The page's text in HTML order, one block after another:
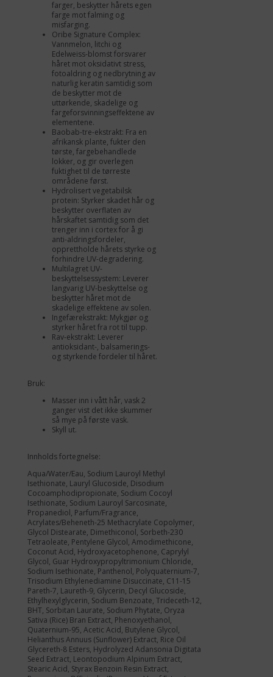
farger, beskytter hårets egen
farge mot falming og
misfarging.
Oribe Signature Complex:
Vannmelon, litchi og
Edelweiss-blomst forsvarer
håret mot oksidativt stress,
fotoaldring og nedbrytning av
naturlig keratin samtidig som
de beskytter mot de
uttørkende, skadelige og
fargeforsvinningseffektene av
elementene.
Baobab-tre-ekstrakt: Fra en
afrikansk plante, fukter den
tørste, fargebehandlede
lokker, og gir overlegen
fuktighet til de tørreste
områdene først.
Hydrolisert vegetabilsk
protein: Styrker skadet hår og
beskytter overflaten av
hårskaftet samtidig som det
trenger inn i cortex for å gi
anti-aldringsfordeler,
opprettholde hårets styrke og
forhindre UV-degradering.
Multilagret UV-
beskyttelsessystem: Leverer
langvarig UV-beskyttelse og
beskytter håret mot de
skadelige effektene av solen.
Ingefærekstrakt: Mykgjør og
styrker håret fra rot til tupp.
Rav-ekstrakt: Leverer
antioksidant-, balsamerings-
og styrkende fordeler til håret.
Bruk:
Masser inn i vått hår, vask 2
ganger vist det ikke skummer
så mye på første vask.
Skyll ut.
Innholds fortegnelse:
Aqua/Water/Eau, Sodium Lauroyl Methyl
Isethionate, Lauryl Glucoside, Disodium
Cocoamphodipropionate, Sodium Cocoyl
Isethionate, Sodium Lauroyl Sarcosinate,
Propanediol, Parfum/Fragrance,
Acrylates/Beheneth-25 Methacrylate Copolymer,
Glycol Distearate, Dimethiconol, Sorbeth-230
Tetraoleate, Pentylene Glycol, Amodimethicone,
Coconut Acid, Hydroxyacetophenone, Caprylyl
Glycol, Guar Hydroxypropyltrimonium Chloride,
Sodium Isethionate, Panthenol, Polyquaternium-7,
Trisodium Ethylenediamine Disuccinate, C11-15
Pareth-7, Laureth-9, Glycerin, Decyl Glucoside,
Ethylhexylglycerin, Sodium Benzoate, Trideceth-12,
BHT, Sorbitan Laurate, Sodium Phytate, Oryza
Sativa (Rice) Bran Extract, Phenoxyethanol,
Quaternium-95, Acetic Acid, Butylene Glycol,
Helianthus Annuus (Sunflower) Extract, Rice Oil
Glycereth-8 Esters, Hydrolyzed Adansonia Digitata
Seed Extract, Leontopodium Alpinum Extract,
Stearic Acid, Styrax Benzoin Resin Extract,